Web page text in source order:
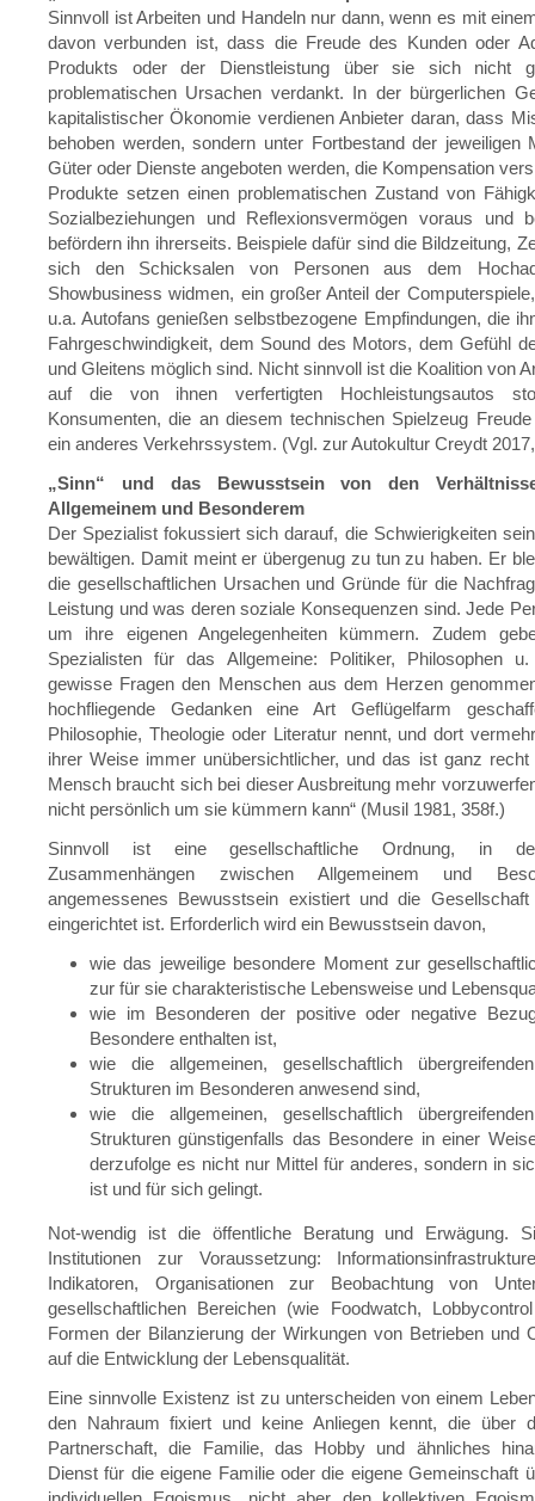
Sinnvoll ist Arbeiten und Handeln nur dann, wenn es mit
davon verbunden ist, dass die Freude des Kunden oder
Produkts oder der Dienstleistung über sie sich nicht
problematischen Ursachen verdankt. In der bürgerlichen
kapitalistischer Ökonomie verdienen Anbieter daran, dass
behoben werden, sondern unter Fortbestand der jeweiligen
Güter oder Dienste angeboten werden, die Kompensation
Produkte setzen einen problematischen Zustand von
Sozialbeziehungen und Reflexionsvermögen voraus und
befördern ihn ihrerseits. Beispiele dafür sind die Bildzeitung,
sich den Schicksalen von Personen aus dem
Showbusiness widmen, ein großer Anteil der
u.a. Autofans genießen selbstbezogene Empfindungen, die
Fahrgeschwindigkeit, dem Sound des Motors, dem Gefühl
und Gleitens möglich sind. Nicht sinnvoll ist die Koalition von
auf die von ihnen verfertigten Hochleistungsautos
Konsumenten, die an diesem technischen Spielzeug
ein anderes Verkehrssystem. (Vgl. zur Autokultur Creydt
„Sinn“ und das Bewusstsein von den
Allgemeinem und Besonderem
Der Spezialist fokussiert sich darauf, die Schwierigkeiten
bewältigen. Damit meint er übergenug zu tun zu haben. Er
die gesellschaftlichen Ursachen und Gründe für die
Leistung und was deren soziale Konsequenzen sind. Jede
um ihre eigenen Angelegenheiten kümmern. Zudem
Spezialisten für das Allgemeine: Politiker, Philosophen
gewisse Fragen den Menschen aus dem Herzen
hochfliegende Gedanken eine Art Geflügelfarm
Philosophie, Theologie oder Literatur nennt, und dort
ihrer Weise immer unübersichtlicher, und das ist ganz
Mensch braucht sich bei dieser Ausbreitung mehr
nicht persönlich um sie kümmern kann“ (Musil 1981, 358f.)
Sinnvoll ist eine gesellschaftliche Ordnung, in
Zusammenhängen zwischen Allgemeinem und
angemessenes Bewusstsein existiert und die Gesellschaft
eingerichtet ist. Erforderlich wird ein Bewusstsein davon,
wie das jeweilige besondere Moment zur
zur für sie charakteristische Lebensweise und
wie im Besonderen der positive oder negative
Besondere enthalten ist,
wie die allgemeinen, gesellschaftlich
Strukturen im Besonderen anwesend sind,
wie die allgemeinen, gesellschaftlich
Strukturen günstigenfalls das Besondere in einer
derzufolge es nicht nur Mittel für anderes, sondern in
ist und für sich gelingt.
Not-wendig ist die öffentliche Beratung und Erwägung.
Institutionen zur Voraussetzung:
Indikatoren, Organisationen zur Beobachtung von
gesellschaftlichen Bereichen (wie Foodwatch,
Formen der Bilanzierung der Wirkungen von Betrieben und
auf die Entwicklung der Lebensqualität.
Eine sinnvolle Existenz ist zu unterscheiden von einem
den Nahraum fixiert und keine Anliegen kennt, die über
Partnerschaft, die Familie, das Hobby und ähnliches
Dienst für die eigene Familie oder die eigene Gemeinschaft